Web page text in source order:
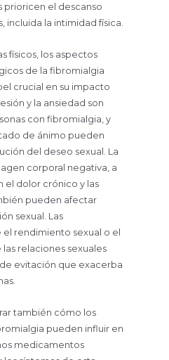
prioricen el descanso
incluida la intimidad física.
físicos, los aspectos
de la fibromialgia
crucial en su impacto
y la ansiedad son
con fibromialgia, y
de ánimo pueden
del deseo sexual. La
corporal negativa, a
el dolor crónico y las
pueden afectar
sexual. Las
rendimiento sexual o el
relaciones sexuales
evitación que exacerba
también cómo los
pueden influir en
medicamentos